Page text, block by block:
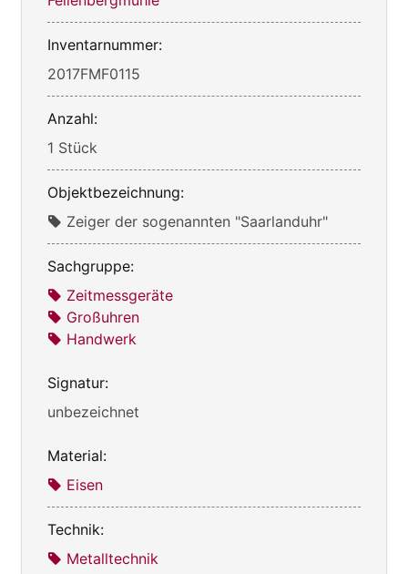
Inventarnummer:
2017FMF0115
Anzahl:
1 Stück
Objektbezeichnung:
Zeiger der sogenannten "Saarlanduhr"
Sachgruppe:
Zeitmessgeräte
Großuhren
Handwerk
Signatur:
unbezeichnet
Material:
Eisen
Technik:
Metalltechnik